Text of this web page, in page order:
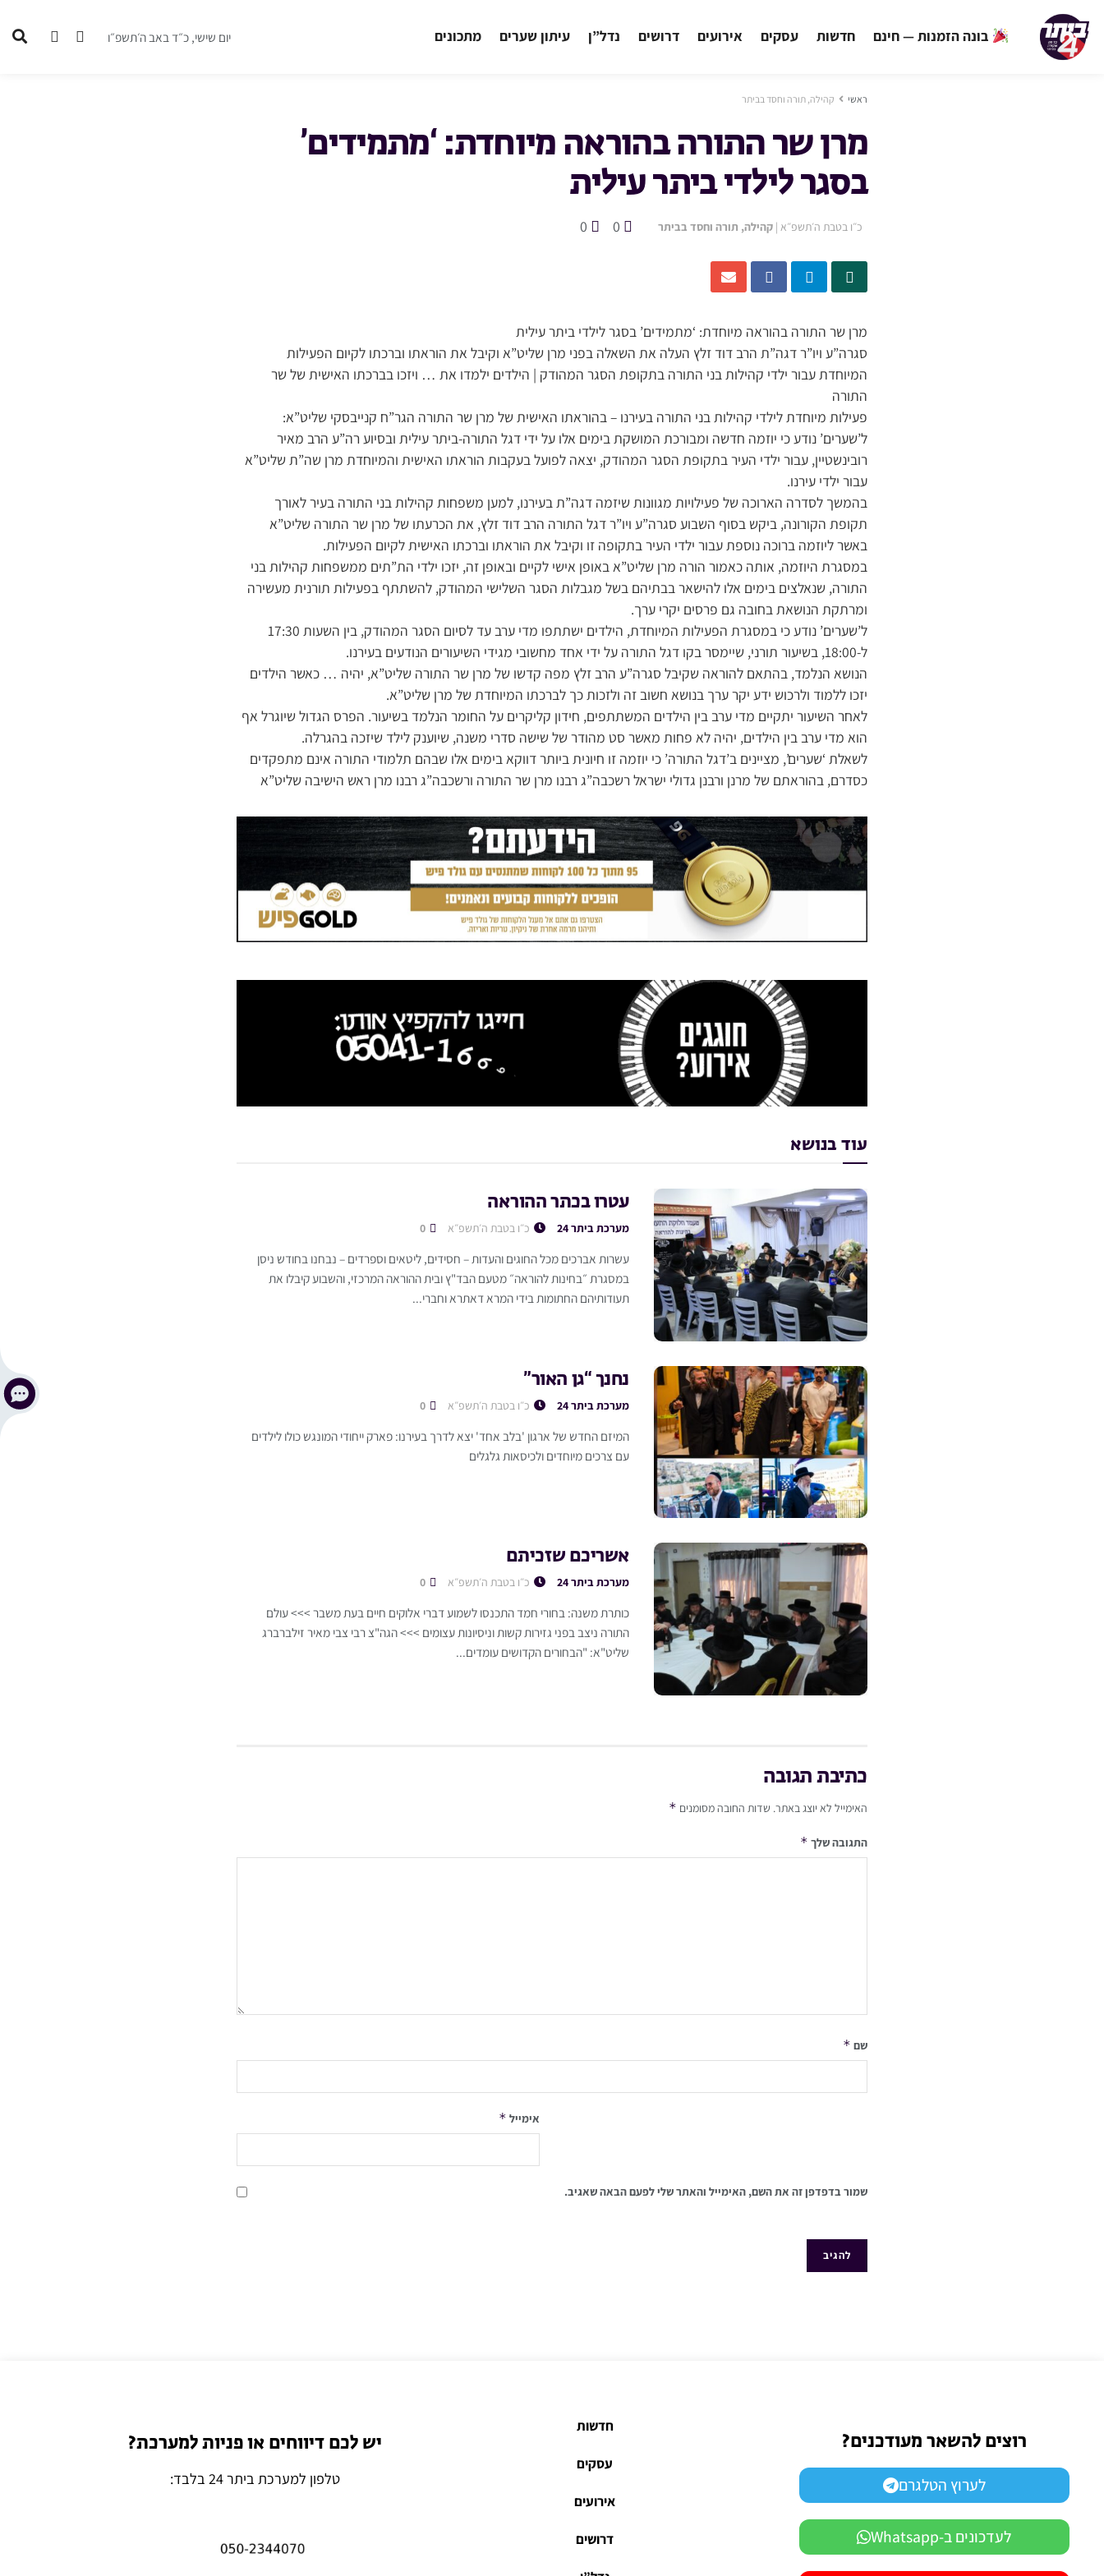
בונה הזמנות — חינם חדשות עסקים אירועים דרושים נדל”ן עיתון שערים מתכונים יום שישי, כ״ד באב ה׳תשפ״ו
ראשי קהילה, תורה וחסד בביתר
מרן שר התורה בהוראה מיוחדת: ‘מתמידים’
בסגר לילדי ביתר עילית
כ״ו בטבת ה׳תשפ״א | קהילה, תורה וחסד בביתר 0
0
מרן שר התורה בהוראה מיוחדת: ‘מתמידים’ בסגר לילדי ביתר עילית
סגרה”ע ויו”ר דגה”ת הרב דוד זלץ העלה את השאלה בפני מרן שליט”א וקיבל את הוראתו וברכתו לקיום הפעילות
המיוחדת עבור ילדי קהילות בני התורה בתקופת הסגר המהודק | הילדים ילמדו את … ויזכו בברכתו האישית של שר
התורה
פעילות מיוחדת לילדי קהילות בני התורה בעירנו – בהוראתו האישית של מרן שר התורה הגר”ח קנייבסקי שליט”א:
ל’שערים’ נודע כי יוזמה חדשה ומבורכת המושקת בימים אלו על ידי דגל התורה-ביתר עילית ובסיוע רה”ע הרב מאיר
רובינשטיין, עבור ילדי העיר בתקופת הסגר המהודק, יצאה לפועל בעקבות הוראתו האישית והמיוחדת מרן שה”ת שליט”א
עבור ילדי עירנו.
בהמשך לסדרה הארוכה של פעילויות מגוונות שיזמה דגה”ת בעירנו, למען משפחות קהילות בני התורה בעיר לאורך
תקופת הקורונה, ביקש בסוף השבוע סגרה”ע ויו”ר דגל התורה הרב דוד זלץ, את הכרעתו של מרן שר התורה שליט”א
באשר ליוזמה ברוכה נוספת עבור ילדי העיר בתקופה זו וקיבל את הוראתו וברכתו האישית לקיום הפעילות.
במסגרת היוזמה, אותה כאמור הורה מרן שליט”א באופן אישי לקיים ובאופן זה, יזכו ילדי הת”תים ממשפחות קהילות בני
התורה, שנאלצים בימים אלו להישאר בבתיהם בשל מגבלות הסגר השלישי המהודק, להשתתף בפעילות תורנית מעשירה
ומרתקת הנושאת בחובה גם פרסים יקרי ערך.
ל’שערים’ נודע כי במסגרת הפעילות המיוחדת, הילדים ישתתפו מדי ערב עד לסיום הסגר המהודק, בין השעות 17:30
ל-18:00, בשיעור תורני, שיימסר בקו דגל התורה על ידי אחד מחשובי מגידי השיעורים הנודעים בעירנו.
הנושא הנלמד, בהתאם להוראה שקיבל סגרה”ע הרב זלץ מפה קדשו של מרן שר התורה שליט”א, יהיה … כאשר הילדים
יזכו ללמוד ולרכוש ידע יקר ערך בנושא חשוב זה ולזכות כך לברכתו המיוחדת של מרן שליט”א.
לאחר השיעור יתקיים מדי ערב בין הילדים המשתתפים, חידון קליקרים על החומר הנלמד בשיעור. הפרס הגדול שיוגרל אף
הוא מדי ערב בין הילדים, יהיה לא פחות מאשר סט מהודר של שישה סדרי משנה, שיוענק לילד שיזכה בהגרלה.
לשאלת ‘שערים’, מציינים ב’דגל התורה’ כי יוזמה זו חיונית ביותר דווקא בימים אלו שבהם תלמודי התורה אינם מתפקדים
כסדרם, בהוראתם של מרנן ורבנן גדולי ישראל רשכבה”ג רבנו מרן שר התורה ורשכבה”ג רבנו מרן ראש הישיבה שליט”א
עוד בנושא
עטרו בכתר ההוראה
מערכת ביתר 24 כ״ו בטבת ה׳תשפ״א
עשרות אברכים מכל החוגים והעדות – חסידים, ליטאים וספרדים – נבחנו בחודש ניסן
במסגרת ״בחינות להוראה״ מטעם הבד"ץ ובית ההוראה המרכזי, והשבוע קיבלו את
תעודותיהם החתומות בידי המרא דאתרא וחברי...
נחנך “גן האור”
מערכת ביתר 24 כ״ו בטבת ה׳תשפ״א
המיזם החדש של ארגון 'בלב אחד' יצא לדרך בעירנו: פארק ייחודי המונגש כולו לילדים
עם צרכים מיוחדים ולכיסאות גלגלים
אשריכם שזכיתם
מערכת ביתר 24 כ״ו בטבת ה׳תשפ״א
כותרת משנה: בחורי חמד התכנסו לשמוע דברי אלוקים חיים בעת משבר >>> עולם
התורה ניצב בפני גזירות קשות וניסיונות עצומים >>> הגה"צ רבי צבי מאיר זילברברג
שליט"א: "הבחורים הקדושים עומדים...
כתיבת תגובה
האימייל לא יוצג באתר. שדות החובה מסומנים *
התגובה שלך *
שם *
אימייל *
שמור בדפדפן זה את השם, האימייל והאתר שלי לפעם הבאה שאגיב.
רוצים להשאר מעודכנים?
לערוץ הטלגרם
לעדכונים ב-Whatsapp
חדשות
עסקים
אירועים
דרושים
יש לכם דיווחים או פניות למערכת?
טלפון למערכת ביתר 24 בלבד: